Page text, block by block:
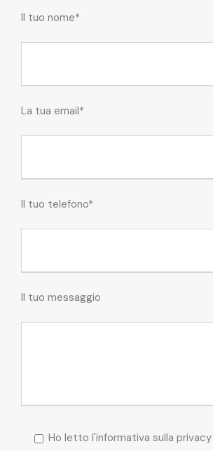
Il tuo nome*
La tua email*
Il tuo telefono*
Il tuo messaggio
Ho letto l'informativa sulla